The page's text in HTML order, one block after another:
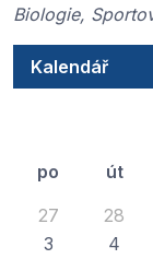
Biologie,
Kalendář
po út
27
28
3
4